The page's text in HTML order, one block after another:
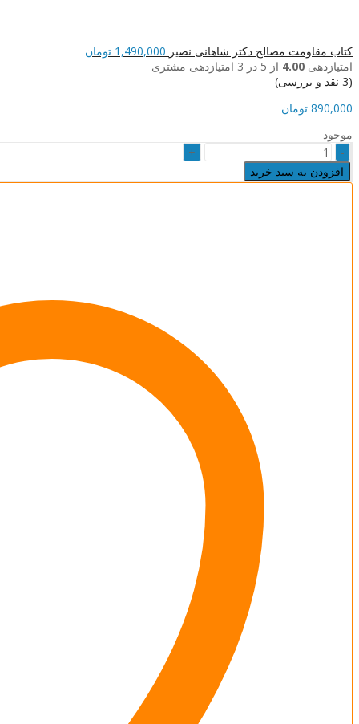
کتاب مقاومت مصالح دکتر شاهانی نصیر 1,490,000 تومان
امتیازدهی 4.00 از 5 در 3 امتیازدهی مشتری
(
3 نقد و بررسی)
890,000 تومان
موجود
کتاب
مکانیک
سیالات
افزودن به سبد خرید